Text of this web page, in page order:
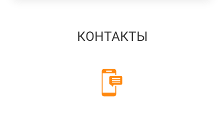
КОНТАКТЫ